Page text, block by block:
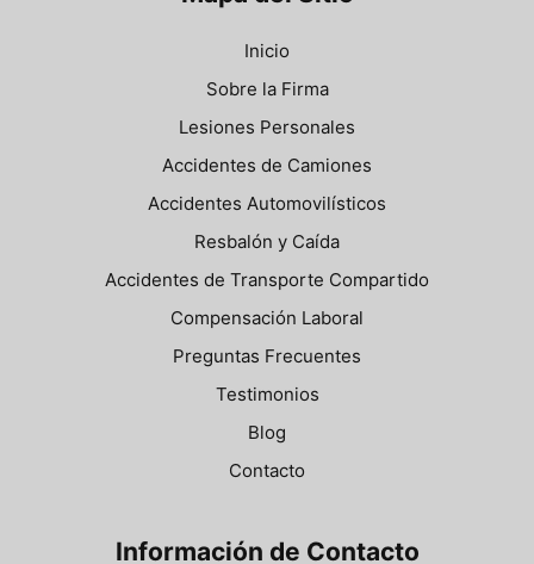
Inicio
Sobre la Firma
Lesiones Personales
Accidentes de Camiones
Accidentes Automovilísticos
Resbalón y Caída
Accidentes de Transporte Compartido
Compensación Laboral
Preguntas Frecuentes
Testimonios
Blog
Contacto
Información de Contacto